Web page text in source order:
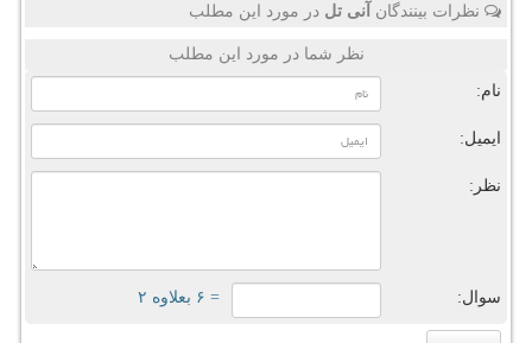
نظرات بینندگان آنی تل در مورد این مطلب
نظر شما در مورد این مطلب
نام:
ایمیل:
نظر:
سوال: = ۶ بعلاوه ۲